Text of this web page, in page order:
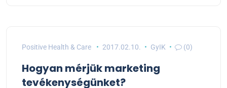
Positive Health & Care 2017.02.10. GyIK (0)
Hogyan mérjük marketing
tevékenységünket?